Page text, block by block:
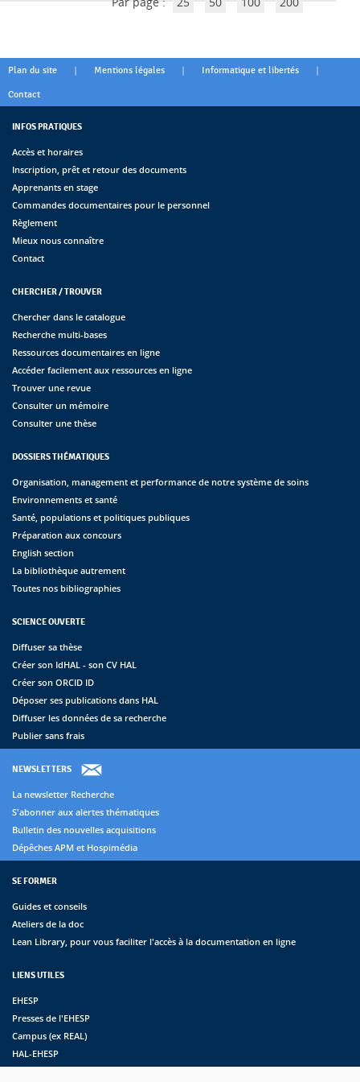
Plan du site | Mentions légales | Informatique et libertés |
Contact
INFOS PRATIQUES
Accès et horaires
Inscription, prêt et retour des documents
Apprenants en stage
Commandes documentaires pour le personnel
Règlement
Mieux nous connaître
Contact
CHERCHER / TROUVER
Chercher dans le catalogue
Recherche multi-bases
Ressources documentaires en ligne
Accéder facilement aux ressources en ligne
Trouver une revue
Consulter un mémoire
Consulter une thèse
DOSSIERS THÉMATIQUES
Organisation, management et performance de notre système de soins
Environnements et santé
Santé, populations et politiques publiques
Préparation aux concours
English section
La bibliothèque autrement
Toutes nos bibliographies
SCIENCE OUVERTE
Diffuser sa thèse
Créer son IdHAL - son CV HAL
Créer son ORCID ID
Déposer ses publications dans HAL
Diffuser les données de sa recherche
Publier sans frais
NEWSLETTERS
La newsletter Recherche
S'abonner aux alertes thématiques
Bulletin des nouvelles acquisitions
Dépêches APM et Hospimédia
SE FORMER
Guides et conseils
Ateliers de la doc
Lean Library, pour vous faciliter l'accès à la documentation en ligne
LIENS UTILES
EHESP
Presses de l'EHESP
Campus (ex REAL)
HAL-EHESP